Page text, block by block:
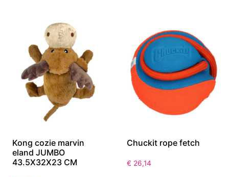
Kong cozie marvin
eland JUMBO
43.5X32X23 CM
Chuckit rope fetch
€ 26,14